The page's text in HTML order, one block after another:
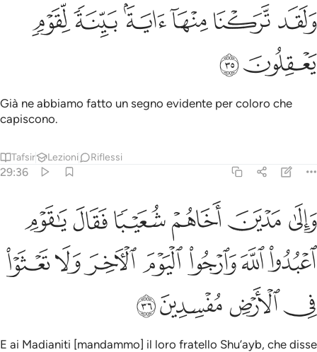
ولقد تركنا منها اية بينة لقوم يعقلون ٣٥
وَلَقَد تَّرَكْنَا مِنْهَآ ءَايَةًۢ بَيِّنَةًۭ لِّقَوْمٍۢ يَعْقِلُونَ ٣٥
ﲋﲌﲍﲎﲏﲐ
ﲑﲒ
Già ne abbiamo fatto un segno evidente per coloro che
capiscono.
Tafsir Lezioni Riflessi
29:36
والى مدين اخاهم شعيبا فقال يا قوم اعبدوا الله وارجوا اليوم الاخر
وَإِلَىٰ مَدْيَنَ أَخَاهُمْ شُعَيْبًۭا فَقَالَ يَـٰقَوْمِ ٱعْبُدُوا۟ ٱللَّهَ وَٱرْجُوا۟
ﲓﲔﲕﲖﲗﲘ
ﲙﲚﲛﲜﲝﲞﲟ
ﲠﲡﲢﲣ
E ai Madianiti [mandammo] il loro fratello Shu’ayb, che disse